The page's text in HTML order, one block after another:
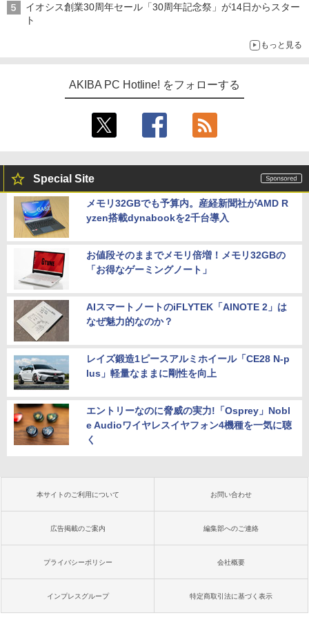
イオシス創業30周年セール「30周年記念祭」が14日からスター
ト
もっと見る
AKIBA PC Hotline! をフォローする
Special Site
メモリ32GBでも予算内。産経新聞社がAMD R
yzen搭載dynabookを2千台導入
お値段そのままでメモリ倍増！メモリ32GBの
「お得なゲーミングノート」
AIスマートノートのiFLYTEK「AINOTE 2」は
なぜ魅力的なのか？
レイズ鍛造1ピースアルミホイール「CE28 N-p
lus」軽量なままに剛性を向上
エントリーなのに脅威の実力!「Osprey」Nobl
e Audioワイヤレスイヤフォン4機種を一気に聴
く
本サイトのご利用について お問い合わせ
広告掲載のご案内 編集部へのご連絡
プライバシーポリシー 会社概要
インプレスグループ 特定商取引法に基づく表示